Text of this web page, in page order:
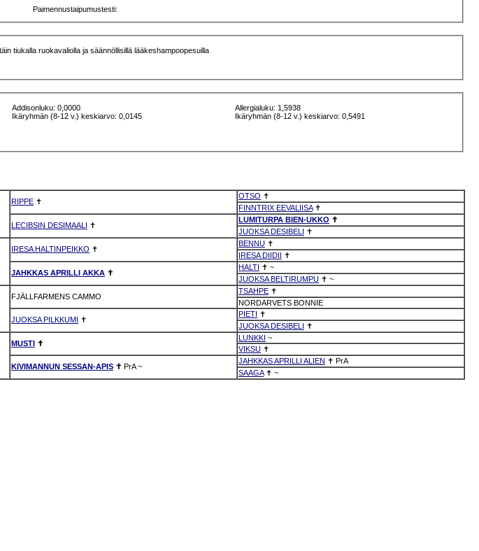
Paimennustaipumustesti:
tiukalla ruokavaliolla ja säännöllisillä lääkeshampoopesuilla
Addisonluku: 0,0000
Ikäryhmän (8-12 v.) keskiarvo: 0,0145
Allergialuku: 1,5938
Ikäryhmän (8-12 v.) keskiarvo: 0,5491
RIPPE ✝
OTSO ✝
FINNTRIX EEVALIISA✝
LECIBSIN DESIMAALI ✝
LUMITURPA BIEN-UKKO ✝
JUOKSA DESIBELI ✝
IRESA HALTINPEIKKO ✝
BENNU ✝
IRESA DIIDII ✝
JAHKKAS APRILLI AKKA ✝
HALTI ✝ ~
JUOKSA BELTIRUMPU ✝ ~
FJÄLLFARMENS CAMMO
TSAHPE ✝
NORDARVETS BONNIE
JUOKSA PILKKUMI ✝
PIETI ✝
JUOKSA DESIBELI ✝
MUSTI ✝
LUNKKI ~
VIKSU ✝
KIVIMANNUN SESSAN-APIS ✝ PrA ~
JAHKKAS APRILLI ALIEN ✝ PrA
SAAGA✝ ~